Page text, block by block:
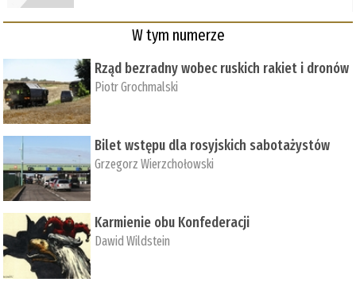
W tym numerze
Rząd bezradny wobec ruskich rakiet i dronów
Piotr Grochmalski
Bilet wstępu dla rosyjskich sabotażystów
Grzegorz Wierzchołowski
Karmienie obu Konfederacji
Dawid Wildstein